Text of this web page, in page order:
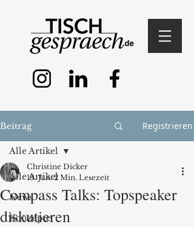
Beitrag Registrieren
Alle Artikel
News
Konzepte
Alle Artikel
Compass Talks: Topspeaker
diskutieren
Christine Dicker
19. Jan. 2 Min. Lesezeit